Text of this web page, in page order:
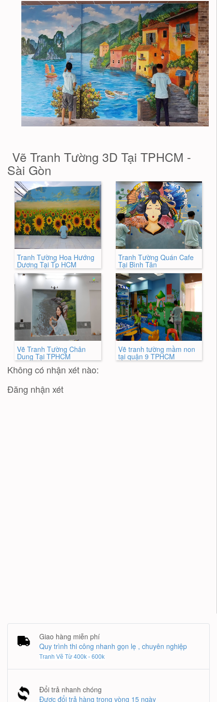
Vẽ Tranh Tường 3D Tại TPHCM -
Sài Gòn
Tranh Tường Hoa Hướng
Dương Tại Tp HCM
Tranh Tường Quán Cafe
Tại Bình Tân
Vẽ Tranh Tường Chân
Dung Tại TPHCM
Vẽ tranh tường mầm non
tại quận 9 TPHCM
Không có nhận xét nào:
Đăng nhận xét
Giao hàng miễn phí
Quy trình thi công nhanh gọn lẹ , chuyên nghiệp
Tranh Vẽ Từ 400k - 600k
Đổi trả nhanh chóng
Được đổi trả hàng trong vòng 15 ngày